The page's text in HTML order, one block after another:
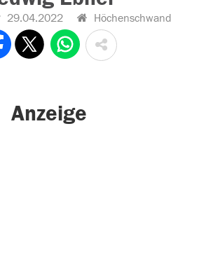
29.04.2022 Höchenschwand
Anzeige